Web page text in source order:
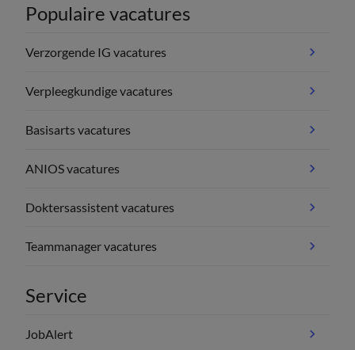
Populaire vacatures
Verzorgende IG vacatures
Verpleegkundige vacatures
Basisarts vacatures
ANIOS vacatures
Doktersassistent vacatures
Teammanager vacatures
Service
JobAlert